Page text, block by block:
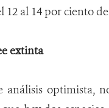
12 al 14 por ciento
extinta
análisis optimista,